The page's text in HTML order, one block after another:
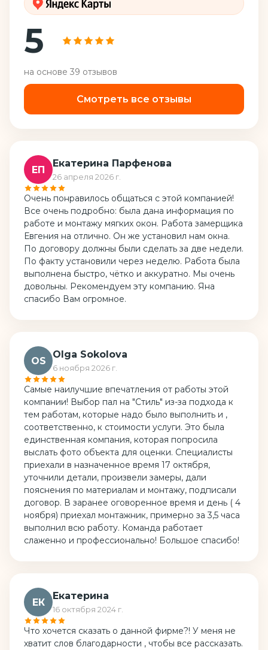
5
на основе 39 отзывов
Смотреть все отзывы
ЕП
Екатерина Парфенова
26 апреля 2026 г.
Очень понравилось общаться с этой компанией!
Все очень подробно: была дана информация по
работе и монтажу мягких окон. Работа замерщика
Евгения на отлично. Он же установил нам окна.
По договору должны были сделать за две недели.
По факту установили через неделю. Работа была
выполнена быстро, чётко и аккуратно. Мы очень
довольны. Рекомендуем эту компанию. Яна
спасибо Вам огромное.
OS
Olga Sokolova
6 ноября 2026 г.
Самые наилучшие впечатления от работы этой
компании! Выбор пал на "Стиль" из-за подхода к
тем работам, которые надо было выполнить и ,
соответственно, к стоимости услуги. Это была
единственная компания, которая попросила
выслать фото объекта для оценки. Специалисты
приехали в назначенное время 17 октября,
уточнили детали, произвели замеры, дали
пояснения по материалам и монтажу, подписали
договор. В заранее оговоренное время и день ( 4
ноября) приехал монтажник, примерно за 3,5 часа
выполнил всю работу. Команда работает
слаженно и профессионально! Большое спасибо!
ЕК
Екатерина
16 октября 2024 г.
Что хочется сказать о данной фирме?! У меня не
хватит слов благодарности , чтобы все рассказать.